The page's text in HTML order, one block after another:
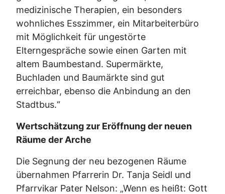
medizinische Therapien, ein besonders
wohnliches Esszimmer, ein Mitarbeiterbüro
mit Möglichkeit für ungestörte
Elterngespräche sowie einen Garten mit
altem Baumbestand. Supermärkte,
Buchladen und Baumärkte sind gut
erreichbar, ebenso die Anbindung an den
Stadtbus.“
Wertschätzung zur Eröffnung der neuen
Räume der Arche
Die Segnung der neu bezogenen Räume
übernahmen Pfarrerin Dr. Tanja Seidl und
Pfarrvikar Pater Nelson: „Wenn es heißt: Gott